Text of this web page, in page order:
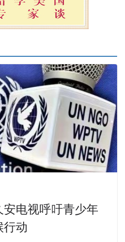
电视呼吁青少年
动